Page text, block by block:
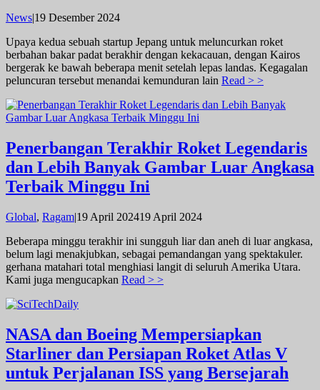
News|19 Desember 2024oleh
Upaya kedua sebuah startup Jepang untuk meluncurkan roket
berbahan bakar padat berakhir dengan kekacauan, dengan Kairos
bergerak ke bawah beberapa menit setelah lepas landas. Kegagalan
peluncuran tersebut menandai kemunduran lain Read > >
Penerbangan Terakhir Roket Legendaris
dan Lebih Banyak Gambar Luar Angkasa
Terbaik Minggu Ini
Global, Ragam|19 April 202419 April 2024oleh
Beberapa minggu terakhir ini sungguh liar dan aneh di luar angkasa,
belum lagi menakjubkan, sebagai pemandangan yang spektakuler.
gerhana matahari total menghiasi langit di seluruh Amerika Utara.
Kami juga mengucapkan Read > >
NASA dan Boeing Mempersiapkan
Starliner dan Persiapan Roket Atlas V
untuk Perjalanan ISS yang Bersejarah